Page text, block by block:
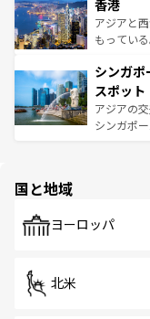
とつ。フ
ひ現地で
が旅行者
参照して
の活気が
帯で自然
いビーチ
激する。
が待って
た文化、
ける
香港
アジアと
もってい
み、どこ
ており、
うな絶景
そう
シンガ
スポット
アジアの
シンガポ
で、ホー
国と地域
ヨーロッパ
北米